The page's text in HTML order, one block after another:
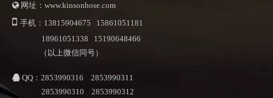
 网址：www.kinsonhose.com
 手机：13815904675 15861051181
18961051338 15190648466
（以上微信同号）
 QQ：2853990316 2853990311
2853990310 2853990312